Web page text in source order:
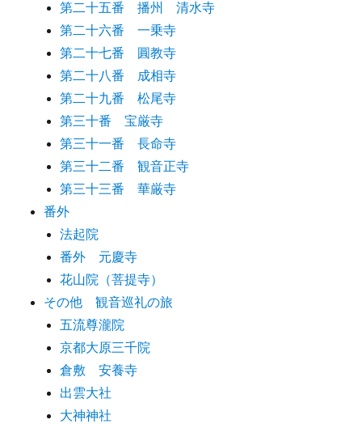
第二十五番 播州 清水寺
第二十六番 一乗寺
第二十七番 圓教寺
第二十八番 成相寺
第二十九番 松尾寺
第三十番 宝厳寺
第三十一番 長命寺
第三十二番 観音正寺
第三十三番 華厳寺
番外
法起院
番外 元慶寺
花山院（菩提寺）
その他 観音巡礼の旅
五流尊瀧院
京都大原三千院
倉敷 安養寺
出雲大社
大神神社